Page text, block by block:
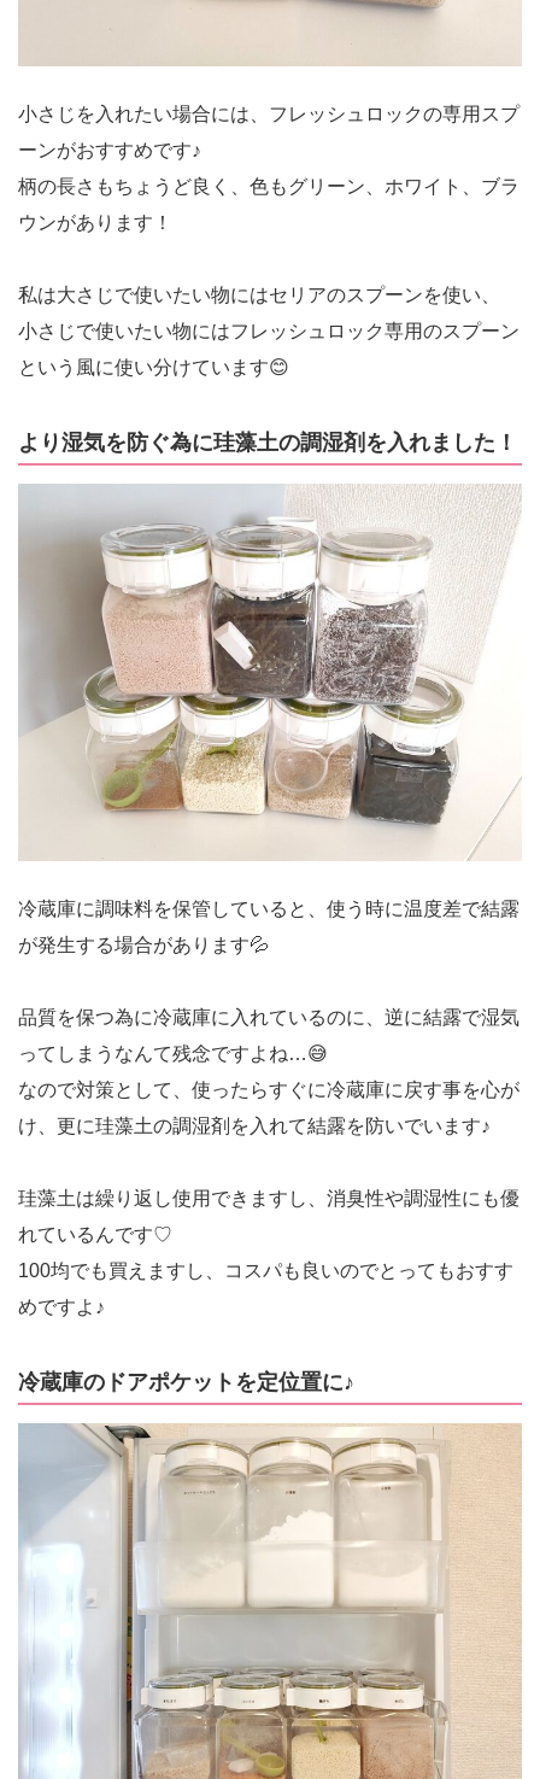
小さじを入れたい場合には、フレッシュロックの専用スプ
ーンがおすすめです♪
柄の長さもちょうど良く、色もグリーン、ホワイト、ブラ
ウンがあります！
私は大さじで使いたい物にはセリアのスプーンを使い、
小さじで使いたい物にはフレッシュロック専用のスプーン
という風に使い分けています😊
より湿気を防ぐ為に珪藻土の調湿剤を入れました！
冷蔵庫に調味料を保管していると、使う時に温度差で結露
が発生する場合があります💦
品質を保つ為に冷蔵庫に入れているのに、逆に結露で湿気
ってしまうなんて残念ですよね…😅
なので対策として、使ったらすぐに冷蔵庫に戻す事を心が
け、更に珪藻土の調湿剤を入れて結露を防いでいます♪
珪藻土は繰り返し使用できますし、消臭性や調湿性にも優
れているんです♡
100均でも買えますし、コスパも良いのでとってもおすす
めですよ♪
冷蔵庫のドアポケットを定位置に♪